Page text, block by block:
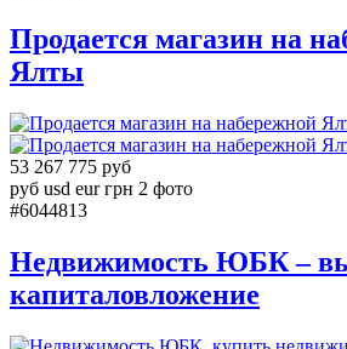
Продается магазин на
Ялты
53 267 775 руб
руб usd eur грн 2 фото
#6044813
Недвижимость ЮБК –
капиталовложение